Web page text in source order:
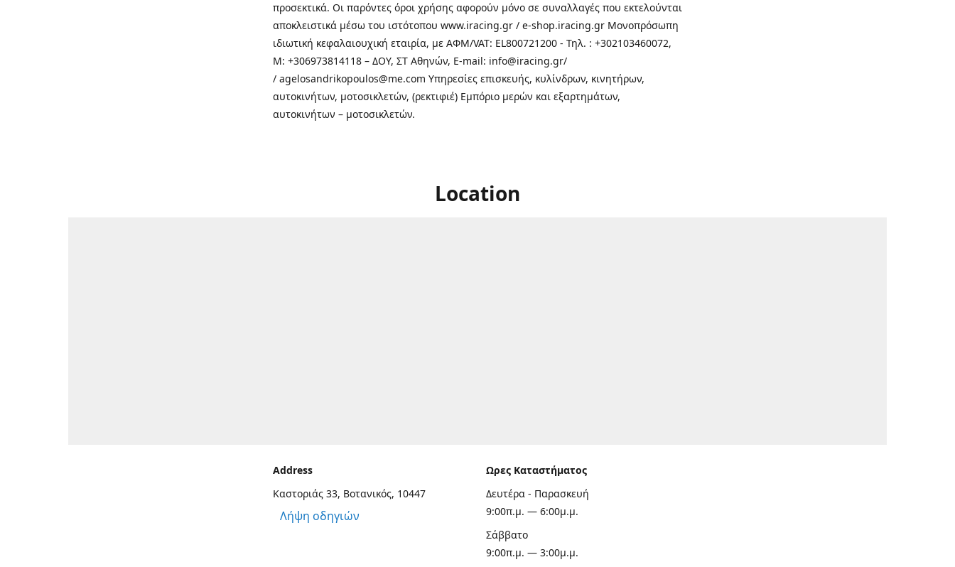
προσεκτικά. Οι παρόντες όροι χρήσης αφορούν μόνο σε συναλλαγές που εκτελούνται
αποκλειστικά μέσω του ιστότοπου www.iracing.gr / e-shop.iracing.gr Μονοπρόσωπη
ιδιωτική κεφαλαιουχική εταιρία, με ΑΦΜ/VAT: EL800721200 - Τηλ. : +302103460072,
M: +306973814118 – ΔΟΥ, ΣΤ Αθηνών, E-mail: info@iracing.gr/
/ agelosandrikopoulos@me.com Υπηρεσίες επισκευής, κυλίνδρων, κινητήρων,
αυτοκινήτων, μοτοσικλετών, (ρεκτιφιέ) Εμπόριο μερών και εξαρτημάτων,
αυτοκινήτων – μοτοσικλετών.
Location
Address
Καστοριάς 33, Βοτανικός, 10447
Λήψη οδηγιών
Ωρες Καταστήματος
Δευτέρα - Παρασκευή
9:00π.μ. — 6:00μ.μ.
Σάββατο
9:00π.μ. — 3:00μ.μ.